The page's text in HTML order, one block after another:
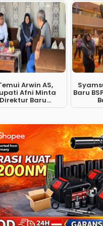
Arwin AS,
Afni Minta
Direktur Baru...
Baru